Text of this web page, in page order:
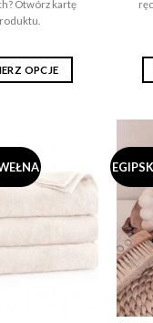
69,00zł
Otwórz kartę
OPCJE
wiele
wariantów.
można
wybrać